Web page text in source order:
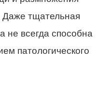
тщательная
не всегда способна
патологического